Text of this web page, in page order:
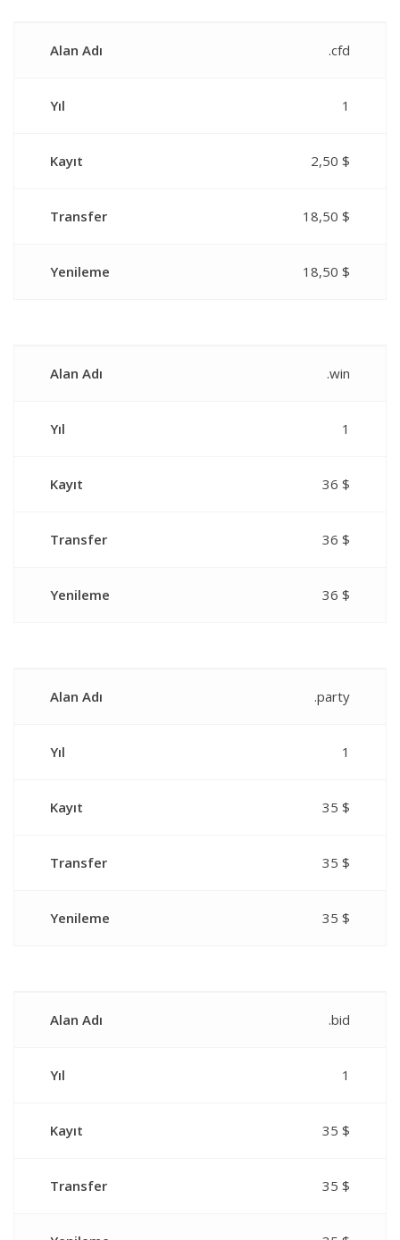
Alan Adı .cfd
Yıl 1
Kayıt 2,50 $
Transfer 18,50 $
Yenileme 18,50 $
Alan Adı .win
Yıl 1
Kayıt 36 $
Transfer 36 $
Yenileme 36 $
Alan Adı .party
Yıl 1
Kayıt 35 $
Transfer 35 $
Yenileme 35 $
Alan Adı .bid
Yıl 1
Kayıt 35 $
Transfer 35 $